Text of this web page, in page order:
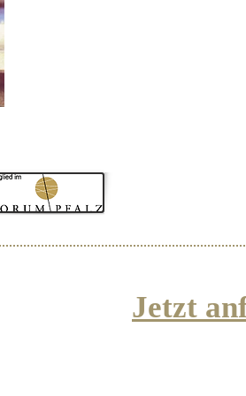
Jetzt